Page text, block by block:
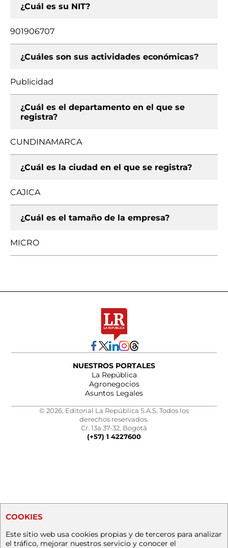
¿Cuál es su NIT?
901906707
¿Cuáles son sus actividades económicas?
Publicidad
¿Cuál es el departamento en el que se
registra?
CUNDINAMARCA
¿Cuál es la ciudad en el que se registra?
CAJICA
¿Cuál es el tamaño de la empresa?
MICRO
NUESTROS PORTALES
La República
Agronegocios
Asuntos Legales
© 2026, Editorial La República S.A.S. Todos los
derechos reservados.
Cr. 13a 37-32, Bogotá
(+57) 1 4227600
COOKIES
Este sitio web usa cookies propias y de terceros para analizar
el tráfico, mejorar nuestros servicio y conocer el